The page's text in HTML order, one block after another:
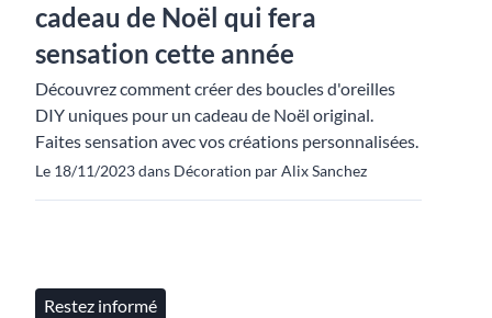
cadeau de Noël qui fera
sensation cette année
Découvrez comment créer des boucles d'oreilles
DIY uniques pour un cadeau de Noël original.
Faites sensation avec vos créations personnalisées.
Le 18/11/2023 dans Décoration par Alix Sanchez
Restez informé